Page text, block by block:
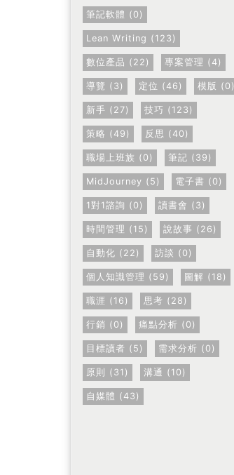
筆記軟體 (0)
Lean Writing (123)
數位產品 (22) 專案管理 (4)
導覽 (3) 定位 (46) 模版 (0)
新手 (27) 技巧 (123)
策略 (49) 反思 (40)
職場上班族 (0) 筆記 (39)
MidJourney (5) 電子書 (0)
1對1諮詢 (0) 讀書會 (3)
時間管理 (15) 說故事 (26)
自動化 (22) 訪談 (0)
個人知識管理 (59) 圖解 (18)
職涯 (16) 思考 (28)
行銷 (0) 痛點分析 (0)
目標讀者 (5) 需求分析 (0)
原則 (31) 溝通 (10)
自媒體 (43)